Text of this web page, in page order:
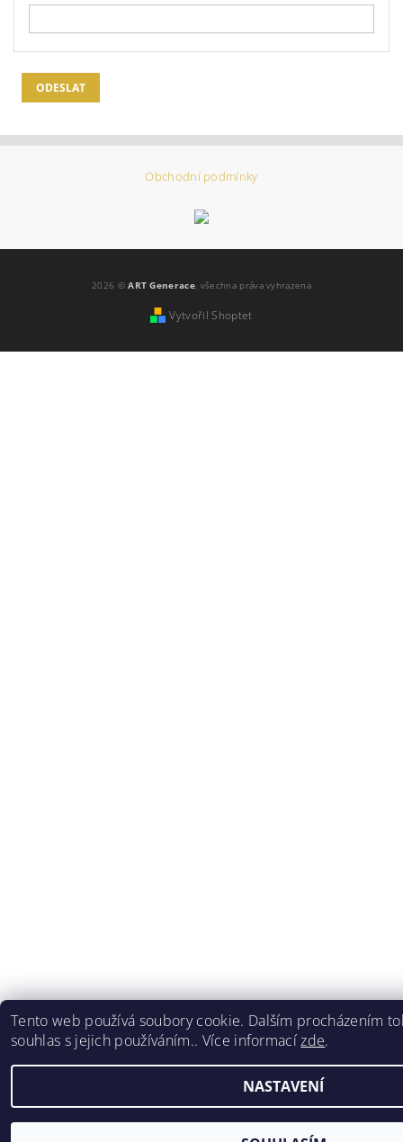
Obchodní podmínky
2026 ©ART Generace , všechna práva vyhrazena
Vytvořil Shoptet
Tento web používá soubory cookie. Dalším procházením
souhlas s jejich používáním.. Více informacízde.
NASTAVENÍ